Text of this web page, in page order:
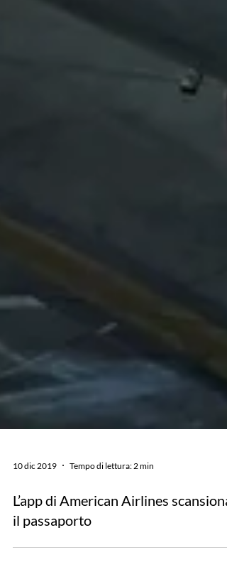
10 dic 2019 Tempo di lettura: 2 min
L’app di American Airlines scansiona